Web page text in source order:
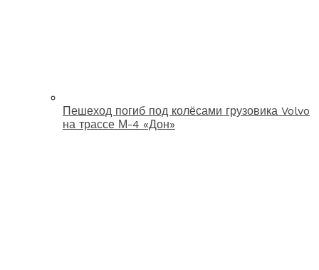
Пешеход погиб под колёсами грузовика Volvo
на трассе М-4 «Дон»